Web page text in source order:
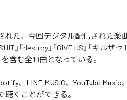
れた。今回デジタル配信された楽
」「destroy」「GIVE US」「キルザセ
を含む全10曲となっている。
、 LINE MUSIC、 YouTube Music、
くことができる。